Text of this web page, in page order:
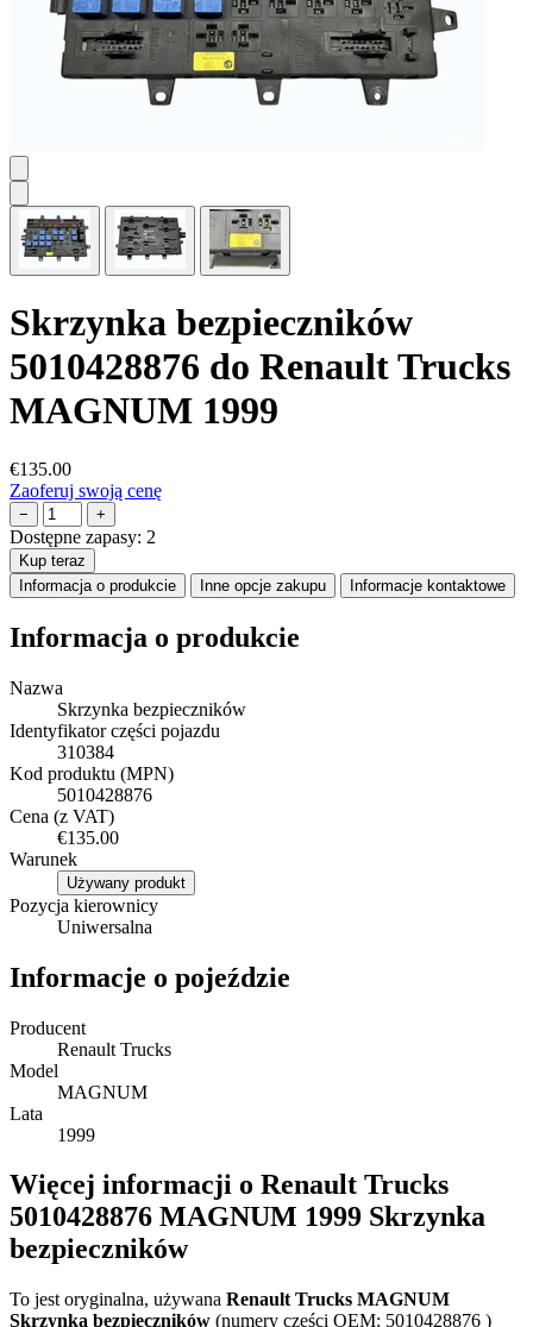
Skrzynka bezpieczników
5010428876 do Renault Trucks
MAGNUM 1999
€135.00
Zaoferuj swoją cenę
− +
Dostępne zapasy: 2
Kup teraz
Informacja o produkcie
Inne opcje zakupu Informacje kontaktowe
Informacja o produkcie
Nazwa
Skrzynka bezpieczników
Identyfikator części pojazdu
310384
Kod produktu (MPN)
5010428876
Cena (z VAT)
€135.00
Warunek
Używany produkt
Pozycja kierownicy
Uniwersalna
Informacje o pojeździe
Producent
Renault Trucks
Model
MAGNUM
Lata
1999
Więcej informacji o Renault Trucks
5010428876 MAGNUM 1999 Skrzynka
bezpieczników
To jest oryginalna, używana Renault Trucks MAGNUM
Skrzynka bezpieczników (numery części OEM: 5010428876 )